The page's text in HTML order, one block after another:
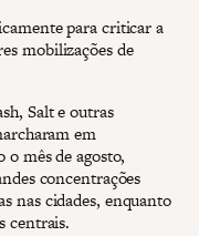
para criticar a
mobilizações de
Salt e outras
em
mês de agosto,
concentrações
nas cidades, enquanto
centrais.